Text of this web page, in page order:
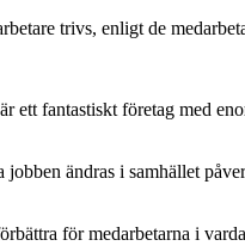
trivs, enligt de
fantastiskt företag med
ändras i samhället
för medarbetarna i